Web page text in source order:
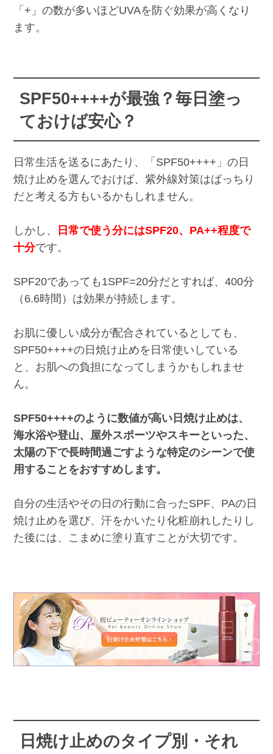
「+」の数が多いほどUVAを防ぐ効果が高くなり
ます。
SPF50++++が最強？毎日塗っ
ておけば安心？
日常生活を送るにあたり、「SPF50++++」の日
焼け止めを選んでおけば、紫外線対策はばっちり
だと考える方もいるかもしれません。
しかし、
日常で使う分にはSPF20、PA++程度で
十分です。
SPF20であっても1SPF=20分だとすれば、400分
（6.6時間）は効果が持続します。
お肌に優しい成分が配合されているとしても、
SPF50++++の日焼け止めを日常使いしている
と、お肌への負担になってしまうかもしれませ
ん。
SPF50++++のように数値が高い日焼け止めは、
海水浴や登山、屋外スポーツやスキーといった、
太陽の下で長時間過ごすような特定のシーンで使
用することをおすすめします。
自分の生活やその日の行動に合ったSPF、PAの日
焼け止めを選び、汗をかいたり化粧崩れしたりし
た後には、こまめに塗り直すことが大切です。
日焼け止めのタイプ別・それ